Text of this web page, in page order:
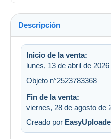
Descripción
Inicio de la venta:
lunes, 13 de abril de
Objeto n°2523783368
Fin de la venta:
viernes, 28 de agosto de
Creado por